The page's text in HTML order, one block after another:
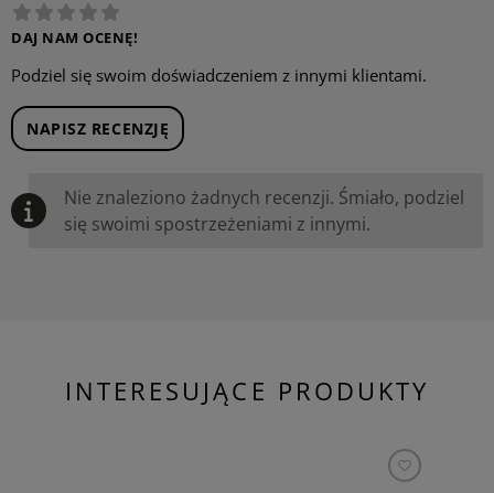
DAJ NAM OCENĘ!
Podziel się swoim doświadczeniem z innymi klientami.
NAPISZ RECENZJĘ
Nie znaleziono żadnych recenzji. Śmiało, podziel
się swoimi spostrzeżeniami z innymi.
INTERESUJĄCE PRODUKTY